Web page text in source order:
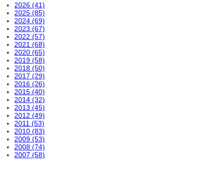
2026 (41)
2025 (85)
2024 (69)
2023 (67)
2022 (57)
2021 (68)
2020 (65)
2019 (58)
2018 (50)
2017 (29)
2016 (26)
2015 (40)
2014 (32)
2013 (45)
2012 (49)
2011 (53)
2010 (83)
2009 (53)
2008 (74)
2007 (58)